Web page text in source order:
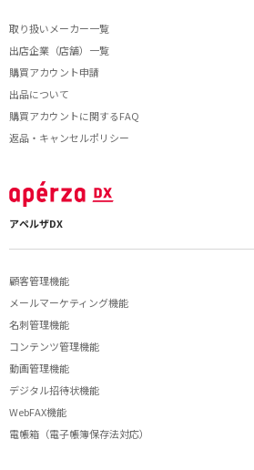
取り扱いメーカー一覧
出店企業（店舗）一覧
購買アカウント申請
出品について
購買アカウントに関するFAQ
返品・キャンセルポリシー
アペルザDX
顧客管理機能
メールマーケティング機能
名刺管理機能
コンテンツ管理機能
動画管理機能
デジタル招待状機能
WebFAX機能
電帳箱（電子帳簿保存法対応）